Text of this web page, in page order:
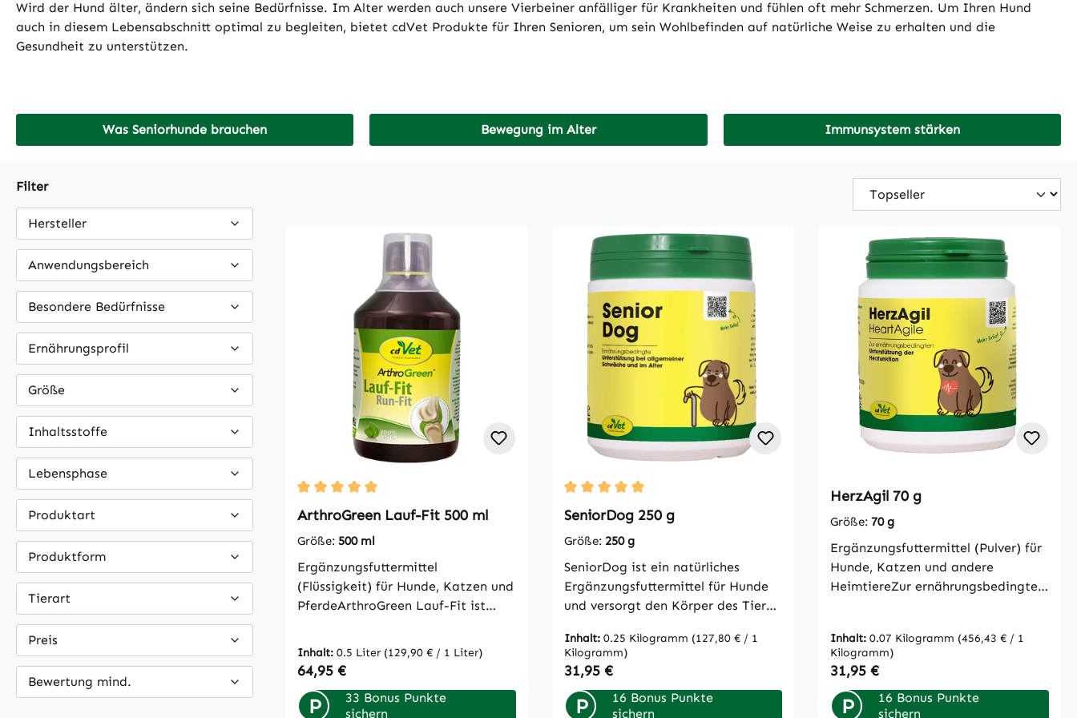
Wird der Hund älter, ändern sich seine Bedürfnisse. Im Alter werden auch unsere Vierbeiner anfälliger für Krankheiten und fühlen oft mehr Schmerzen. Um Ihren Hund
auch in diesem Lebensabschnitt optimal zu begleiten, bietet cdVet Produkte für Ihren Senioren, um sein Wohlbefinden auf natürliche Weise zu erhalten und die
Gesundheit zu unterstützen.
Was Seniorhunde brauchen Bewegung im Alter Immunsystem stärken
Filter
Hersteller
Anwendungsbereich
Besondere Bedürfnisse
Ernährungsprofil
Größe
Inhaltsstoffe
Lebensphase
Produktart
Produktform
Tierart
Preis
Bewertung mind.
Durchschnittliche Bewertung von 5 von 5 Sternen
ArthroGreen Lauf-Fit 500 ml
Größe: 500 ml
Ergänzungsfuttermittel
(Flüssigkeit) für Hunde, Katzen und
PferdeArthroGreen Lauf-Fit ist
geschädigten Gelenkapparates bei
Tieren mit Arthrose (auch Spat und
Hufrolle bei Pferden) geeignet.
Dieses Produkt enthält hochaktive
Inhalt: 0.5 Liter (129,90 € / 1 Liter)
Regulärer Preis:
64,95 €
P
33 Bonus Punkte
sichern
Durchschnittliche Bewertung von 5 von 5 Sternen
SeniorDog 250 g
Größe: 250 g
SeniorDog ist ein natürliches
Ergänzungsfuttermittel für Hunde
und versorgt den Körper des Tieres
Selen, Aminosäuren, Elektrolyten,
essentiellen Fettsäuren und Eisen.
SeniorDog ist besonders
empfehlenswert um
Inhalt: 0.25 Kilogramm (127,80 € / 1
Kilogramm)
Regulärer Preis:
31,95 €
P
16 Bonus Punkte
sichern
HerzAgil 70 g
Größe:70 g
Ergänzungsfuttermittel (Pulver) für
Hunde, Katzen und andere
HeimtiereZur ernährungsbedingten
auserlesene und ausgewogene
Kräuter, die das Tier mit wichtigen
Bioflavonen und Vitaminen
versorgen. Die ausgefeilte
Inhalt:0.07 Kilogramm (456,43 € / 1
Kilogramm)
Regulärer Preis:
31,95 €
P
16 Bonus Punkte
sichern